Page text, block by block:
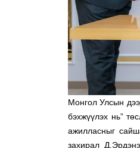
Монгол Улсын
бэхжүүлэх нь”
ажилласныг
захирал